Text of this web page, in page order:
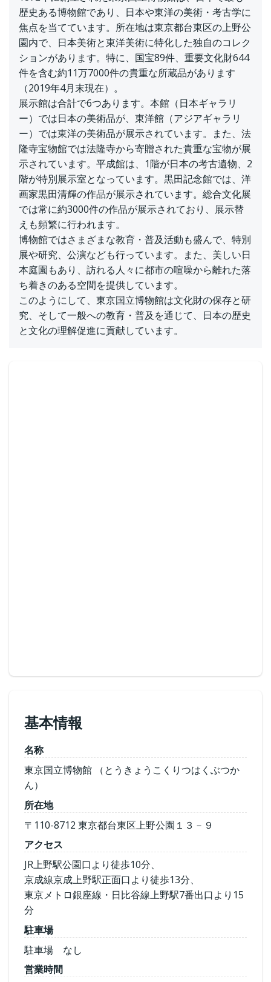
歴史ある博物館であり、日本や東洋の美術・考古学に
焦点を当てています。所在地は東京都台東区の上野公
園内で、日本美術と東洋美術に特化した独自のコレク
ションがあります。特に、国宝89件、重要文化財644
件を含む約11万7000件の貴重な所蔵品があります
（2019年4月末現在）。
展示館は合計で6つあります。本館（日本ギャラリ
ー）では日本の美術品が、東洋館（アジアギャラリ
ー）では東洋の美術品が展示されています。また、法
隆寺宝物館では法隆寺から寄贈された貴重な宝物が展
示されています。平成館は、1階が日本の考古遺物、2
階が特別展示室となっています。黒田記念館では、洋
画家黒田清輝の作品が展示されています。総合文化展
では常に約3000件の作品が展示されており、展示替
えも頻繁に行われます。
博物館ではさまざまな教育・普及活動も盛んで、特別
展や研究、公演なども行っています。また、美しい日
本庭園もあり、訪れる人々に都市の喧噪から離れた落
ち着きのある空間を提供しています。
このようにして、東京国立博物館は文化財の保存と研
究、そして一般への教育・普及を通じて、日本の歴史
と文化の理解促進に貢献しています。
基本情報
名称
東京国立博物館 （とうきょうこくりつはくぶつか
ん）
所在地
〒110-8712 東京都台東区上野公園１３－９
アクセス
JR上野駅公園口より徒歩10分、
京成線京成上野駅正面口より徒歩13分、
東京メトロ銀座線・日比谷線上野駅7番出口より15
分
駐車場
駐車場 なし
営業時間